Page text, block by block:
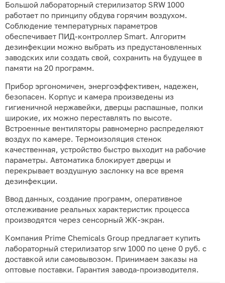
Большой лабораторный стерилизатор SRW 1000
работает по принципу обдува горячим воздухом.
Соблюдение температурных параметров
обеспечивает ПИД-контроллер Smart. Алгоритм
дезинфекции можно выбрать из предустановленных
заводских или создать свой, сохранить на будущее в
памяти на 20 программ.
Прибор эргономичен, энергоэффективен, надежен,
безопасен. Корпус и камера произведены из
гигиеничной нержавейки, дверцы распашные, полки
широкие, их можно переставлять по высоте.
Встроенные вентиляторы равномерно распределяют
воздух по камере. Термоизоляция стенок
качественная, устройство быстро выходит на рабочие
параметры. Автоматика блокирует дверцы и
перекрывает воздушную заслонку на все время
дезинфекции.
Ввод данных, создание программ, оперативное
отслеживание реальных характеристик процесса
производятся через сенсорный ЖК-экран.
Компания Prime Chemicals Group предлагает купить
лабораторный стерилизатор srw 1000 по цене 0 руб. с
доставкой или самовывозом. Принимаем заказы на
оптовые поставки. Гарантия завода-производителя.